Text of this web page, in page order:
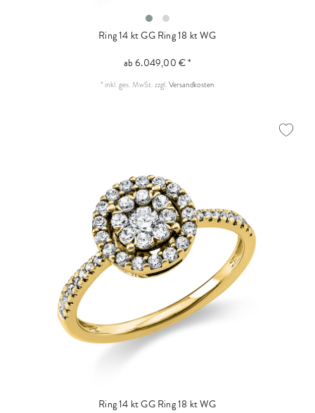
Ring 14 kt GGRing 18 kt WG
ab 6.049,00 € *
* inkl. ges. MwSt.zzgl.Versandkosten
Ring 14 kt GGRing 18 kt WG